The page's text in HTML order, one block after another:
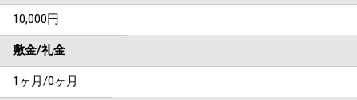
10,000円
敷金/礼金
1ヶ月/0ヶ月